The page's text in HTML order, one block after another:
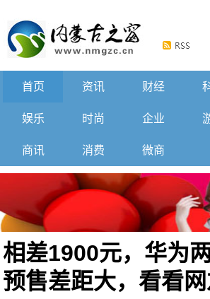
首页 资讯 财经
娱乐 时尚 企业
商讯 消费 微商
相差1900元，华为
预售差距大，看看